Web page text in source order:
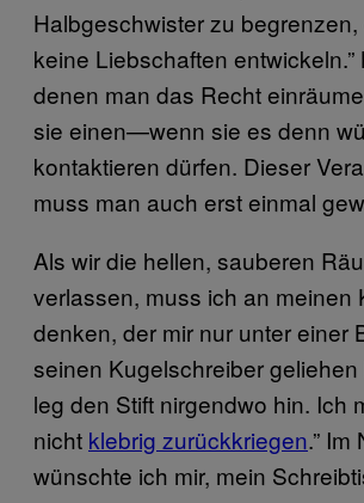
Halbgeschwister zu
keine Liebschaften entwickeln.”
denen man das Recht
sie einen—wenn sie es denn
kontaktieren dürfen. Dieser
muss man auch erst einmal
Als wir die hellen, sauberen
verlassen, muss ich an meinen
denken, der mir nur unter einer
seinen Kugelschreiber geliehen
leg den Stift nirgendwo hin. Ich
nicht klebrig zurückkriegen.”
wünschte ich mir, mein